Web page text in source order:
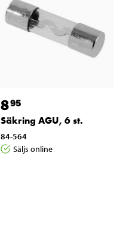
895
Säkring AGU, 6 st.
84-564
Säljs online